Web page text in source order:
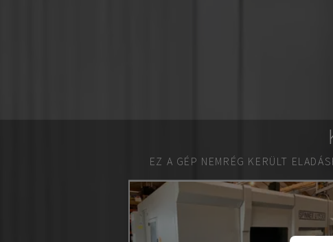
EZ A GÉP NEMRÉG KERÜLT